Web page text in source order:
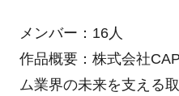
メンバー：16人
作品概要：株式会社
ム業界の未来を支える